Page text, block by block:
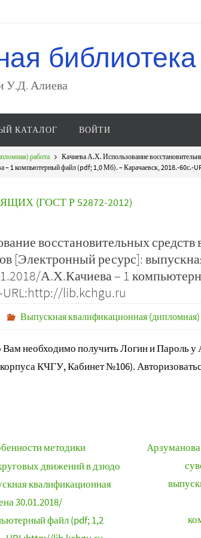
Алиева
КАТАЛОГ ВОЙТИ
работа
Качиева А.Х. Использование
– 1 компьютерный файл (pdf; 1,0 Мб). – Карачаевск, 2018.-
(ГОСТ Р 52872-2012)
восстановительных средств
[Электронный ресурс]:
А.Х.Качиева – 1
URL:http://lib.kchgu.ru
Выпускная квалификационная (дипломная)
необходимо получить Логин и Пароль у
КЧГУ, Кабинет №106).
методики
движений в дзюдо
квалификационная
30.01.2018/
файл (pdf; 1,2